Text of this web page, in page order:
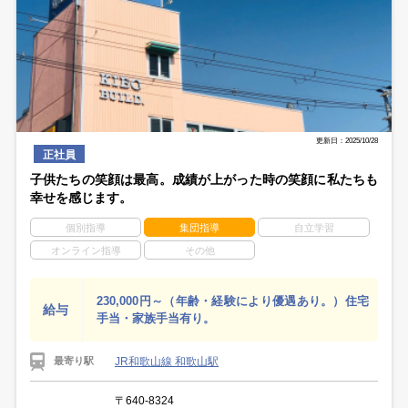
更新日：2025/10/28
正社員
子供たちの笑顔は最高。成績が上がった時の笑顔に私たちも
幸せを感じます。
個別指導 集団指導 自立学習
オンライン指導 その他
給与
230,000円～（年齢・経験により優遇あり。）住宅
手当・家族手当有り。
最寄り駅 JR和歌山線 和歌山駅
〒640-8324